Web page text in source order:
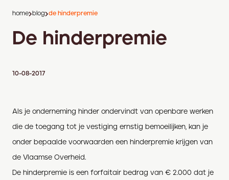
home blog de hinderpremie
De hinderpremie
10-08-2017
Als je onderneming hinder ondervindt van openbare werken
die de toegang tot je vestiging ernstig bemoeilijken, kan je
onder bepaalde voorwaarden een hinderpremie krijgen van
de Vlaamse Overheid.
De hinderpremie is een forfaitair bedrag van € 2.000 dat je